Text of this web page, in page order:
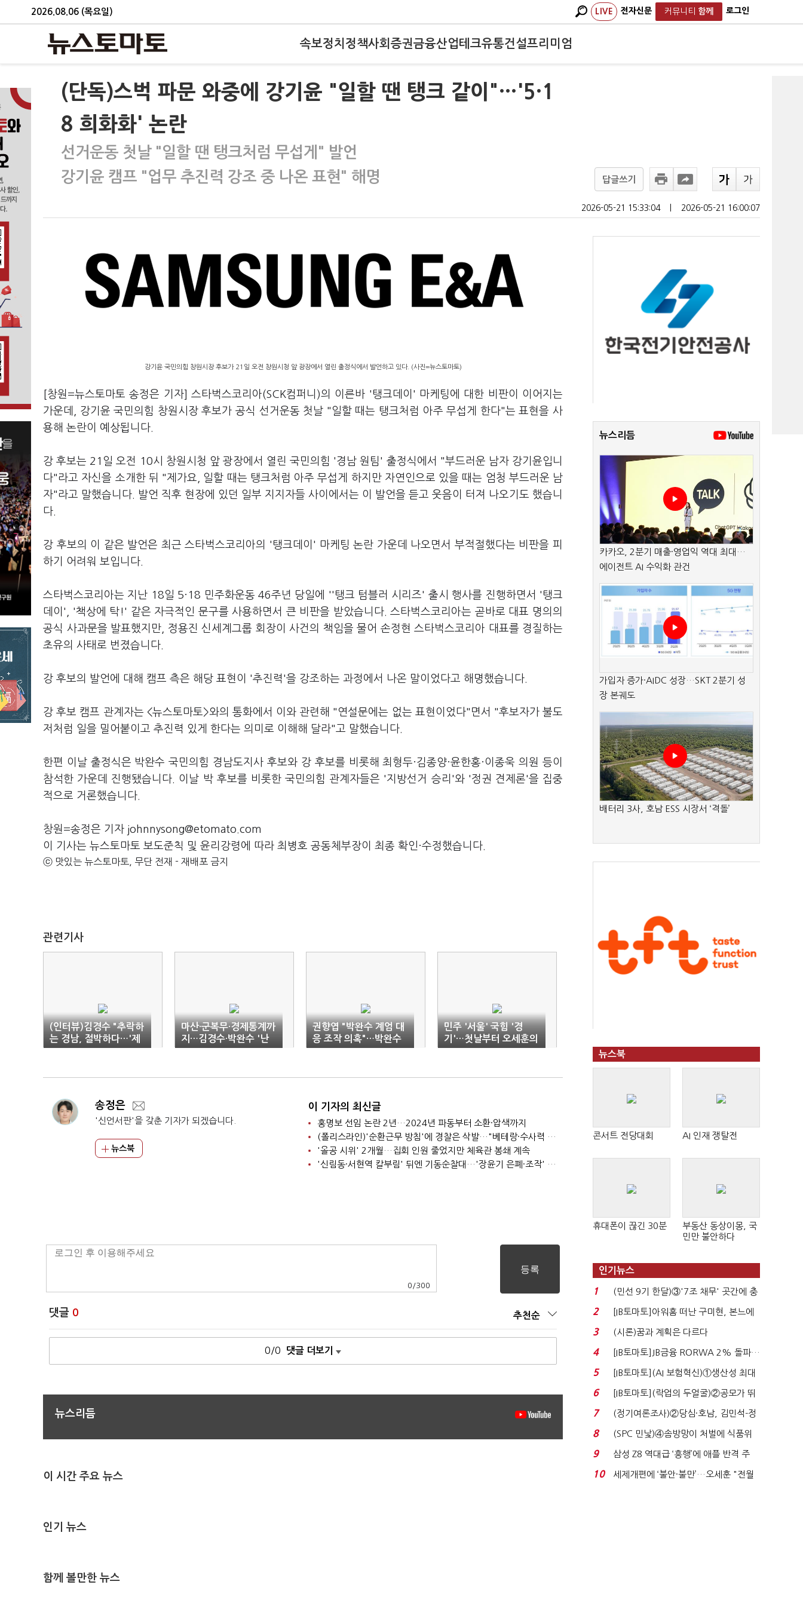
2026.08.06 (목요일) LIVE 전자신문 커뮤니티 함께 로그인
속보정치 정책사회 증권금융산업테크유통건설프리미엄
(단독)스벅 파문 와중에 강기윤 "일할 땐 탱크 같이"…'5·1
8 희화화' 논란
선거운동 첫날 "일할 땐 탱크처럼 무섭게" 발언
강기윤 캠프 "업무 추진력 강조 중 나온 표현" 해명
답글쓰기
2026-05-21 15:33:04 2026-05-21 16:00:07
강기윤 국민의힘 창원시장 후보가 21일 오전 창원시청 앞 광장에서 열린 출정식에서 발언하고 있다. (사진=뉴스토마토)
[창원=뉴스토마토 송정은 기자] 스타벅스코리아(SCK컴퍼니)의 이른바 '탱크데이' 마케팅에 대한 비판이 이어지는
가운데, 강기윤 국민의힘 창원시장 후보가 공식 선거운동 첫날 "일할 때는 탱크처럼 아주 무섭게 한다"는 표현을 사
용해 논란이 예상됩니다.
강 후보는 21일 오전 10시 창원시청 앞 광장에서 열린 국민의힘 '경남 원팀' 출정식에서 "부드러운 남자 강기윤입니
다"라고 자신을 소개한 뒤 "제가요, 일할 때는 탱크처럼 아주 무섭게 하지만 자연인으로 있을 때는 엄청 부드러운 남
자"라고 말했습니다. 발언 직후 현장에 있던 일부 지지자들 사이에서는 이 발언을 듣고 웃음이 터져 나오기도 했습니
다.
강 후보의 이 같은 발언은 최근 스타벅스코리아의 '탱크데이' 마케팅 논란 가운데 나오면서 부적절했다는 비판을 피
하기 어려워 보입니다.
스타벅스코리아는 지난 18일 5·18 민주화운동 46주년 당일에 ''탱크 텀블러 시리즈' 출시 행사를 진행하면서 '탱크
데이', '책상에 탁!' 같은 자극적인 문구를 사용하면서 큰 비판을 받았습니다. 스타벅스코리아는 곧바로 대표 명의의
공식 사과문을 발표했지만, 정용진 신세계그룹 회장이 사건의 책임을 물어 손정현 스타벅스코리아 대표를 경질하는
초유의 사태로 번졌습니다.
강 후보의 발언에 대해 캠프 측은 해당 표현이 '추진력'을 강조하는 과정에서 나온 말이었다고 해명했습니다.
강 후보 캠프 관계자는 <뉴스토마토>와의 통화에서 이와 관련해 "연설문에는 없는 표현이었다"면서 "후보자가 불도
저처럼 일을 밀어붙이고 추진력 있게 한다는 의미로 이해해 달라"고 말했습니다.
한편 이날 출정식은 박완수 국민의힘 경남도지사 후보와 강 후보를 비롯해 최형두·김종양·윤한홍·이종욱 의원 등이
참석한 가운데 진행됐습니다. 이날 박 후보를 비롯한 국민의힘 관계자들은 '지방선거 승리'와 '정권 견제론'을 집중
적으로 거론했습니다.
창원=송정은 기자 johnnysong@etomato.com
이 기사는 뉴스토마토 보도준칙 및 윤리강령에 따라 최병호 공동체부장이 최종 확인·수정했습니다.
ⓒ 맛있는 뉴스토마토, 무단 전재 - 재배포 금지
관련기사
(인터뷰)김경수 "추락하
는 경남, 절박하다…'제
2 수도권 도약' 골든타
마산·군복무·경제통계까
지…김경수·박완수 '난
타전'
권향엽 "박완수 계엄 대
응 조작 의혹"…박완수
"회의 직접 주재" 반박
민주 '서울' 국힘 '경
기'…첫날부터 오세훈의
'손사래'
송정은
'신언서판'을 갖춘 기자가 되겠습니다.
뉴스북
이 기자의 최신글
홍명보 선임 논란 2년…2024년 파동부터 소환·압색까지
(폴리스라인)'순환근무 방침'에 경찰은 삭발…"베테랑·수사력 보강 먼저"
'올공 시위' 2개월…집회 인원 줄었지만 체육관 봉쇄 계속
'신림동·서현역 칼부림' 뒤엔 기동순찰대…'장윤기 은폐·조작' 후엔 내부비리수사대
0 /300
댓글 0 추천순
0/0 댓글 더보기
뉴스리듬
이 시간 주요 뉴스
인기 뉴스
함께 볼만한 뉴스
뉴스리듬
카카오, 2분기 매출·영업익 역대 최대…
에이전트 AI 수익화 관건
가입자 증가·AIDC 성장…SKT 2분기 성
장 본궤도
배터리 3사, 호남 ESS 시장서 ‘격돌’
뉴스북
콘서트 전당대회 AI 인재 쟁탈전
휴대폰이 끊긴 30분
부동산 동상이몽, 국
민만 불안하다
인기뉴스
1
(민선 9기 한달)③'7조 채무' 곳간에 충
격…추미애, 20년...
2
[IB토마토]아워홈 떠난 구미현, 본느에
340억 베팅…가...
3 (시론)꿈과 계획은 다르다
4
[IB토마토]JB금융 RORWA 2% 돌파…
실적 견인은 은행 ...
5
[IB토마토](AI 보험혁신)①생산성 최대
80% 개선…현실...
6
[IB토마토](락업의 두얼굴)②공모가 뛰
자 첫날 매도…FI ...
7
(정기여론조사)②당심·호남, 김민석-정
청래 '초접전'...
8
(SPC 민낯)④솜방망이 처벌에 식품위
생법 위반 반복...
9
삼성 Z8 역대급 ‘흥행’에 애플 반격 주
목…9월 ‘폴...
10
세제개편에 ‘불안·불만’…오세훈 "전월